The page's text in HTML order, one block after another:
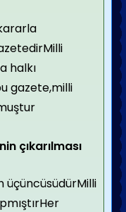
halkı
gazete,milli
çıkarılması
üçüncüsüdürMilli